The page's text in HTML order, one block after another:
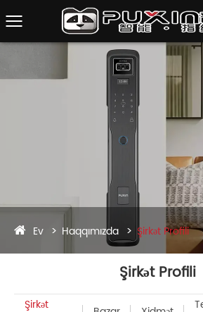
Ev Haqqımızda Şirkət Profili
Şirkət Profili
Şirkət